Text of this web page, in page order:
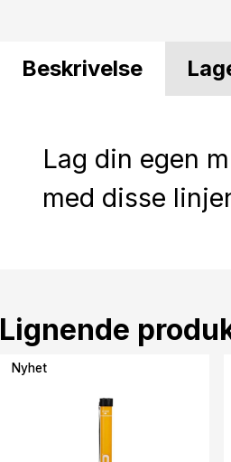
Beskrivelse
Lag din egen
med disse
Lignende
Nyhet